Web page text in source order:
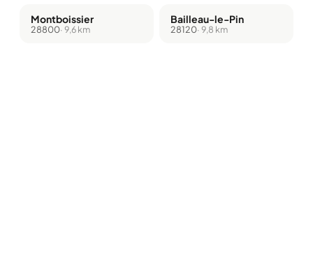
Montboissier
28800· 9,6 km
Bailleau-le-Pin
28120· 9,8 km